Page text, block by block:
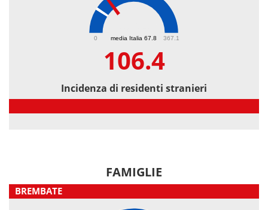
media Italia 67.8
0 367.1
106.4
Incidenza di residenti stranieri
FAMIGLIE
BREMBATE